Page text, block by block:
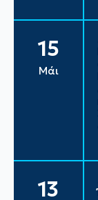
15
Μάι
13